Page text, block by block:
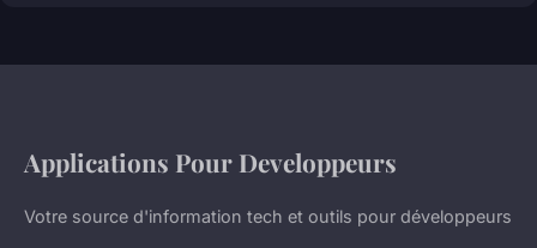
Applications Pour Developpeurs
Votre source d'information tech et outils pour développeurs